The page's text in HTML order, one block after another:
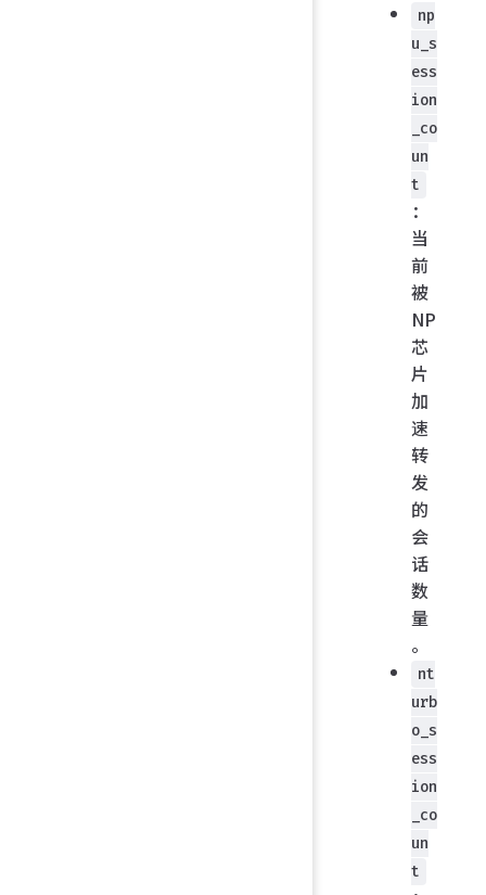
np
u_s
ess
ion
_co
un
t
：
当
前
被
NP
芯
片
加
速
转
发
的
会
话
数
量
。
nt
urb
o_s
ess
ion
_co
un
t